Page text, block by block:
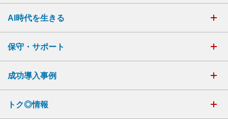
AI時代を生きる
保守・サポート
成功導入事例
トク◎情報